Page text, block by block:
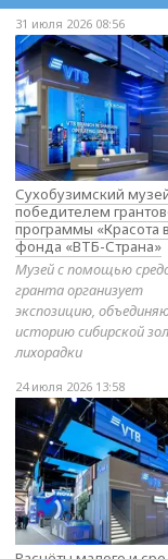
31 июля 2026 08:56
Сухобузимский
победителем
программы «Красота
фонда «ВТБ-Страна»
Музей с помощью
гранта организует
экспозицию,
историю сибирской
лихорадки
24 июля 2026 13:58